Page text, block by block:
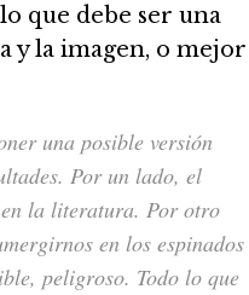
que debe ser una
y la imagen, o mejor
una posible versión
Por un lado, el
la literatura. Por otro
en los espinados
peligroso. Todo lo que